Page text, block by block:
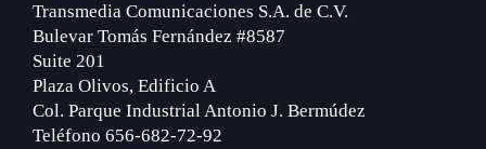
Transmedia Comunicaciones S.A. de C.V.
Bulevar Tomás Fernández #8587
Suite 201
Plaza Olivos, Edificio A
Col. Parque Industrial Antonio J. Bermúdez
Teléfono 656-682-72-92